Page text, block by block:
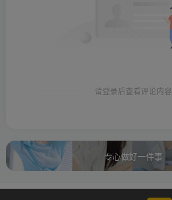
请登录后查看评论内容
专心做好一件事